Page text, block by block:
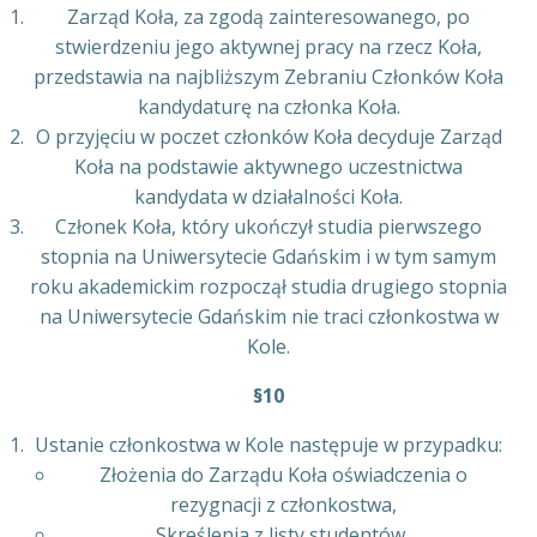
Zarząd Koła, za zgodą zainteresowanego, po
stwierdzeniu jego aktywnej pracy na rzecz Koła,
przedstawia na najbliższym Zebraniu Członków Koła
kandydaturę na członka Koła.
O przyjęciu w poczet członków Koła decyduje Zarząd
Koła na podstawie aktywnego uczestnictwa
kandydata w działalności Koła.
Członek Koła, który ukończył studia pierwszego
stopnia na Uniwersytecie Gdańskim i w tym samym
roku akademickim rozpoczął studia drugiego stopnia
na Uniwersytecie Gdańskim nie traci członkostwa w
Kole.
§10
Ustanie członkostwa w Kole następuje w przypadku:
Złożenia do Zarządu Koła oświadczenia o
rezygnacji z członkostwa,